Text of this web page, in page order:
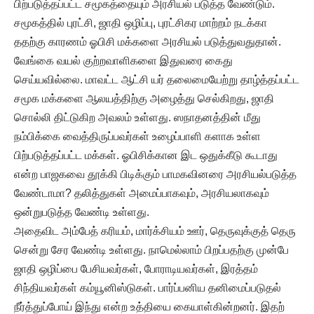
பிற்படுத்தப்பட்ட சமூகத்தையும் அரசியல் படுத்த வேண்டும்.
சமூகத்தில் புரட்சி, ஜாதி ஒழிப்பு, புரட்சிகர மாற்றம் நடக்கா
ததற்கு காரணம் ஓபிசி மக்களை அரசியல் படுத்துவதுதான்.
வேங்கை வயல் குற்றவாளிகளை இதுவரை கைது
செய்யவில்லை. மாவட்ட ஆட்சி யர் தலைமையேற்று தாழ்த்தப்பட்ட
சமூக மக்களை ஆலயத்திற்கு அழைத்து செல்கிறது, ஜாதி
சொல்லி திட்டுகிற அவலம் உள்ளது. ஸநாதனத்தின் மீது
நம்பிக்கை வைத்திருப்பவர்கள் உழைப்பாளி களாக உள்ள
பிற்படுத்தப்பட்ட மக்கள். ஓபிசிக்கான இட ஒதுக்கீடு கூடாது
என்ற பாஜகவை தூக்கி பிடிக்கும் பாமகவினரை அரசியல்படுத்த
வேண்டாமா? தலித்துகள் அமைப்பாகவும், அரசியலாகவும்
ஒன்றுபடுத்த வேண்டி உள்ளது.
அதைவிட அம்பேத் கரியம், மார்க்சியம் ஊர், தெருவுக்குத் தெரு
சென்று சேர வேண்டி உள்ளது. நாமெல்லாம் பிறப்பதற்கு முன்பே
ஜாதி ஒழிப்பை பேசியவர்கள், போராடியவர்கள், இரத்தம்
சிந்தியவர்கள் கம்யூனிஸ்டுகள். பார்ப்பனிய தனிமைப்படுதல்
நீர்த்துப்போய் இந்து என்ற உத்தியை கையாள்கின்றனர். இதற்